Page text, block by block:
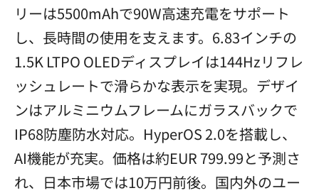
リーは5500mAhで90W高速充電をサポート
し、長時間の使用を支えます。6.83インチの
1.5K LTPO OLEDディスプレイは144Hzリフレ
ッシュレートで滑らかな表示を実現。デザイ
ンはアルミニウムフレームにガラスバックで
IP68防塵防水対応。HyperOS 2.0を搭載し、
AI機能が充実。価格は約EUR 799.99と予測さ
れ、日本市場では10万円前後。国内外のユー